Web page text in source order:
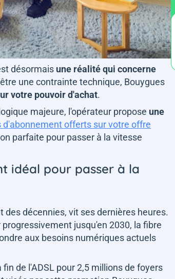
désormais une réalité qui concerne
une contrainte technique, Bouygues
votre pouvoir d'achat.
majeure, l'opérateur propose une
d'abonnement offerts sur votre offre
parfaite pour passer à la vitesse
idéal pour passer à la
des décennies, vit ses dernières heures.
progressivement jusqu'en 2030, la fibre
aux besoins numériques actuels
de l'ADSL pour 2,5 millions de foyers